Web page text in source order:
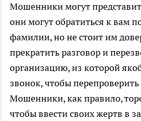
Мошенники могут
они могут обратиться к вам
фамилии, но не стоит им
прекратить разговор и
организацию, из которой
звонок, чтобы
Мошенники, как правило,
чтобы ввести своих жертв в